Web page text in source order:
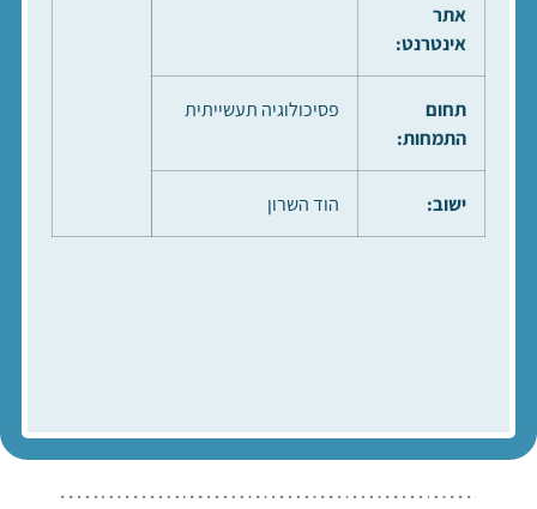
אתר
אינטרנט:
תחום
התמחות:
פסיכולוגיה תעשייתית
ישוב: הוד השרון